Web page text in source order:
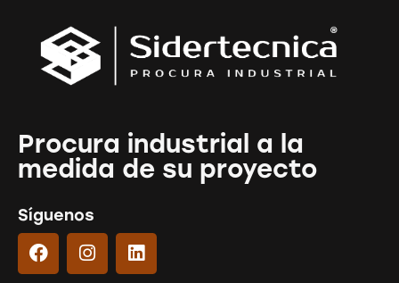
Procura industrial a la
medida de su proyecto
Síguenos